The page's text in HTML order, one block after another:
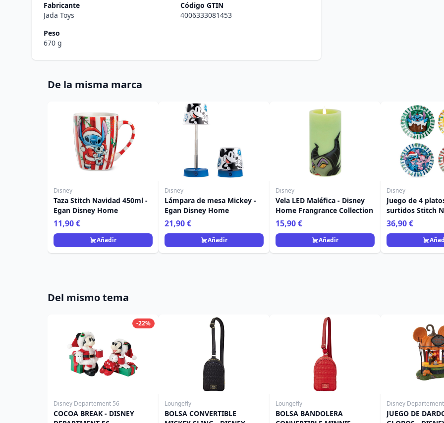
Fabricante
Jada Toys
Código GTIN
4006333081453
Peso
670 g
De la misma marca
Disney
Taza Stitch Navidad 450ml -
Egan Disney Home
11,90 €
Añadir
Disney
Lámpara de mesa Mickey -
Egan Disney Home
21,90 €
Añadir
Disney
Vela LED Maléfica - Disney
Home Frangrance Collection
15,90 €
Añadir
Disney
Juego de 4
surtidos Stitch
Egan Disney
36,90 €
Del mismo tema
-22%
Disney Departement 56
COCOA BREAK - DISNEY
Loungefly
BOLSA CONVERTIBLE
Loungefly
BOLSA BANDOLERA
Disney
JUEGO DE